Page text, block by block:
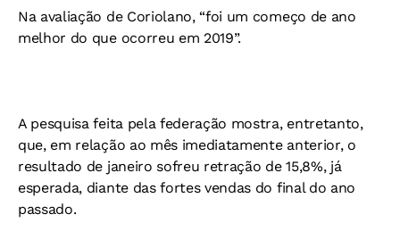
Na avaliação de Coriolano, “foi um começo de ano
melhor do que ocorreu em 2019”.
A pesquisa feita pela federação mostra, entretanto,
que, em relação ao mês imediatamente anterior, o
resultado de janeiro sofreu retração de 15,8%, já
esperada, diante das fortes vendas do final do ano
passado.